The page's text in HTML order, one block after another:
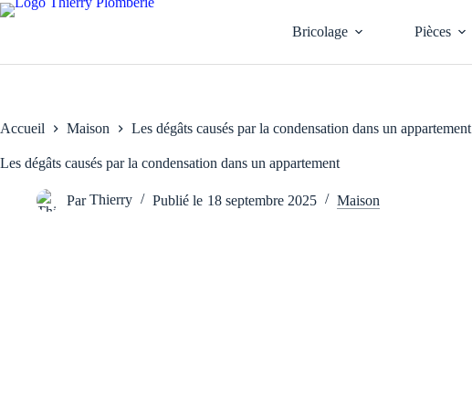
Passer
Bricolage Pièces
Accueil Maison Les dégâts causés par la condensation dans un appartement
Les dégâts causés par la condensation dans un appartement
Par Thierry Publié le 18 septembre 2025 Maison